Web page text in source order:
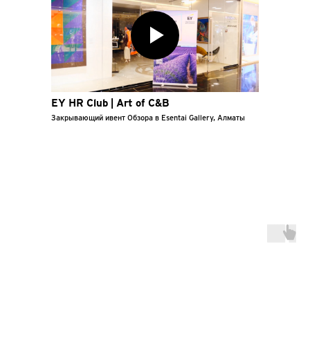
EY HR Club | Art of C&B
Закрывающий ивент Обзора в Esentai Gallery, Алматы